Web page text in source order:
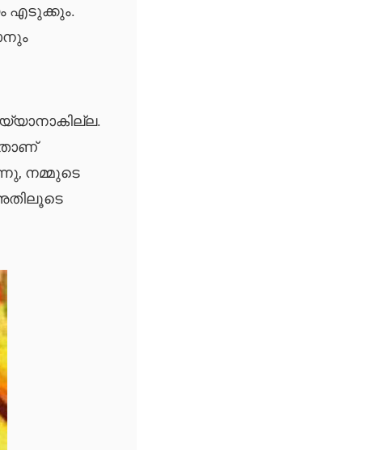
എടുക്കും.
നമ്മുടെ